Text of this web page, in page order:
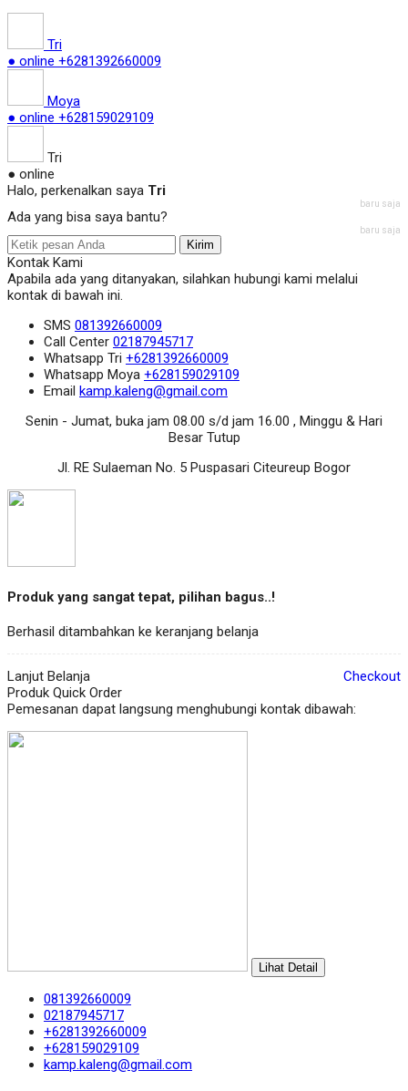
Tri
● online +6281392660009
Moya
● online +628159029109
Tri
● online
Halo, perkenalkan saya Tri
baru saja
Ada yang bisa saya bantu?
baru saja
Kirim
Kontak Kami
Apabila ada yang ditanyakan, silahkan hubungi kami melalui
kontak di bawah ini.
SMS 081392660009
Call Center 02187945717
Whatsapp Tri +6281392660009
Whatsapp Moya +628159029109
Email kamp.kaleng@gmail.com
Senin - Jumat, buka jam 08.00 s/d jam 16.00 , Minggu & Hari
Besar Tutup
Jl. RE Sulaeman No. 5 Puspasari Citeureup Bogor
Produk yang sangat tepat, pilihan bagus..!
Berhasil ditambahkan ke keranjang belanja
Lanjut Belanja
Checkout
Produk Quick Order
Pemesanan dapat langsung menghubungi kontak dibawah:
Lihat Detail
081392660009
02187945717
+6281392660009
+628159029109
kamp.kaleng@gmail.com